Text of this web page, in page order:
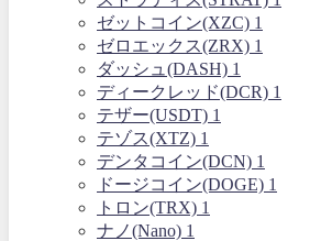
ゼットコイン(XZC) 1
ゼロエックス(ZRX) 1
ダッシュ(DASH) 1
ディークレッド(DCR) 1
テザー(USDT) 1
テゾス(XTZ) 1
デンタコイン(DCN) 1
ドージコイン(DOGE) 1
トロン(TRX) 1
ナノ(Nano) 1